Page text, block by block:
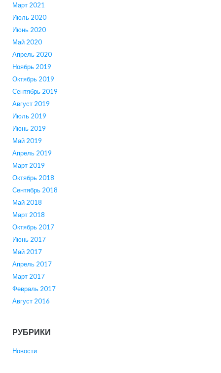
Март 2021
Июль 2020
Июнь 2020
Май 2020
Апрель 2020
Ноябрь 2019
Октябрь 2019
Сентябрь 2019
Август 2019
Июль 2019
Июнь 2019
Май 2019
Апрель 2019
Март 2019
Октябрь 2018
Сентябрь 2018
Май 2018
Март 2018
Октябрь 2017
Июнь 2017
Май 2017
Апрель 2017
Март 2017
Февраль 2017
Август 2016
РУБРИКИ
Новости